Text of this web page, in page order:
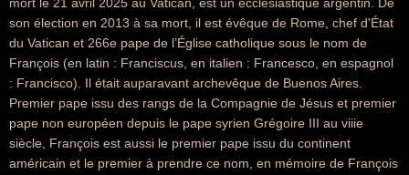
son élection en 2013 à sa mort, il est évêque de Rome, chef d'État
du Vatican et 266e pape de l’Église catholique sous le nom de
François (en latin : Franciscus, en italien : Francesco, en espagnol
: Francisco). Il était auparavant archevêque de Buenos Aires.
Premier pape issu des rangs de la Compagnie de Jésus et premier
pape non européen depuis le pape syrien Grégoire III au viiie
siècle, François est aussi le premier pape issu du continent
américain et le premier à prendre ce nom, en mémoire de François